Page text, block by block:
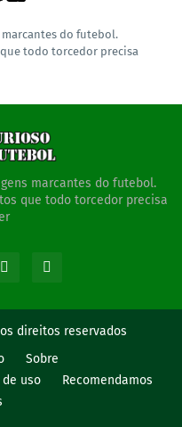
do futebol.
todo torcedor precisa
marcantes do futebol.
que todo torcedor precisa
direitos reservados
Sobre
uso
Recomendamos